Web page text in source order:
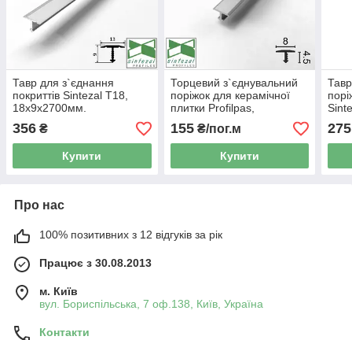
Тавр для з`єднання
покриттів Sintezal T18,
18x9x2700мм.
356 ₴
Купити
Торцевий з`єднувальний
поріжок для керамічної
плитки Profilpas,
8x4.5х2700мм.
155₴/пог.м
Купити
мм.
275
Про нас
100% позитивних з 12 відгуків за рік
Працює з 30.08.2013
м. Київ
вул. Бориспільська, 7 оф.138, Київ, Україна
Контакти